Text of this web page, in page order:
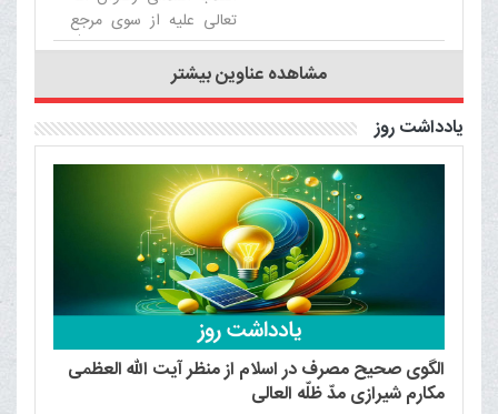
تعالی علیه از سوی مرجع
عالی‌قدر حضرت آیت الله
العظمی مکارم شیرازی
دامت برکاته برگزار می‌شود.‌
مشاهده عناوین بیشتر
یادداشت روز
الگوی صحیح مصرف در اسلام از منظر آیت الله العظمی
مکارم شیرازی مدّ ظلّه العالی